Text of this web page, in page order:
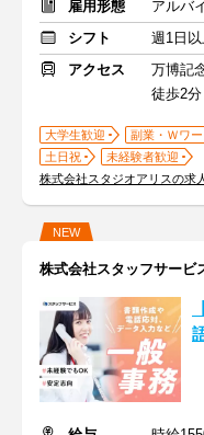
雇用形態
アルバ
シフト
週1日
アクセス
万博記
徒歩2分
大学生歓迎 副業・Ｗワ
土日祝
未経験者歓迎
株式会社スタジオアリスの求
NEW
株式会社スタッフサービ